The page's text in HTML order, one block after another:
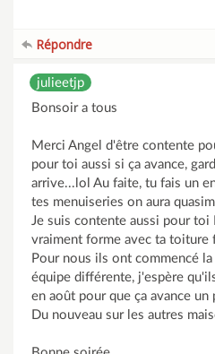
Répondre
julieetjp
Bonsoir a tous
Merci Angel d'être contente
pour toi aussi si ça avance,
arrive...lol Au faite, tu fais un
tes menuiseries on aura
Je suis contente aussi pour toi
vraiment forme avec ta toiture
Pour nous ils ont commencé
équipe différente, j'espère
en août pour que ça avance un
Du nouveau sur les autres